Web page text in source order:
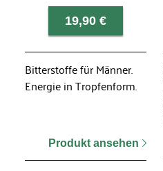
19,90 €
Bitterstoffe für Männer.
Energie in Tropfenform.
Produkt ansehen